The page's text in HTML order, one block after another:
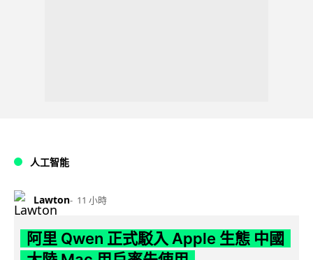
人工智能
Lawton 11 小時
阿里 Qwen 正式駁入 Apple 生態 中國